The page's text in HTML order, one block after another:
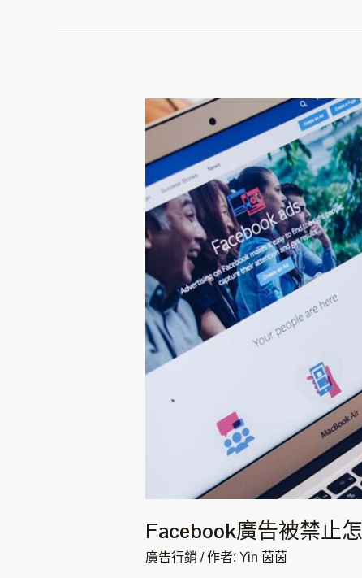
Facebook廣告被禁止
廣告行銷 / 作者: Yin 茵茵
Facebook
廣
被
禁
止
怎
麼
客
服
申
訴、
交